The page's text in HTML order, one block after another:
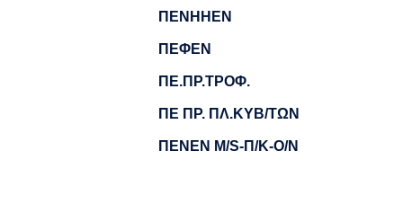
ΠΕΝΗΗΕΝ
ΠΕΦΕΝ
ΠΕ.ΠΡ.ΤΡΟΦ.
ΠΕ ΠΡ. ΠΛ.ΚΥΒ/ΤΩΝ
ΠΕΝΕΝ M/S-Π/Κ-Ο/Ν